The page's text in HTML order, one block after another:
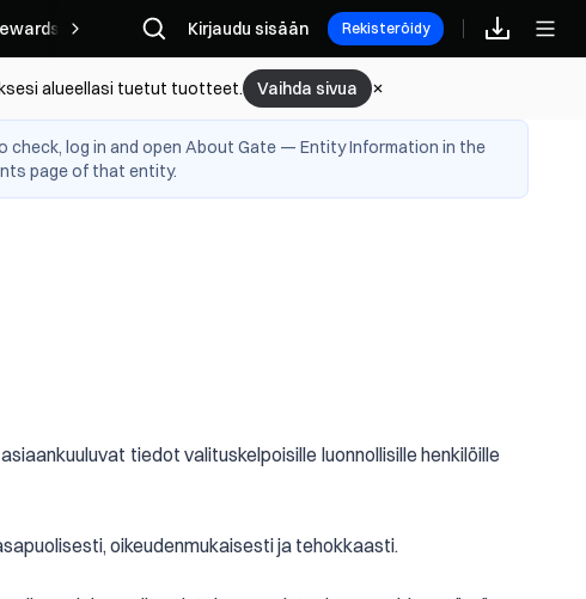
Kumppani Kirjaudu sisään Rekisteröidy
alueellasi tuetut tuotteet. Vaihda sivua
log in and open About Gate — Entity Information in the
page of that entity.
tiedot valituskelpoisille luonnollisille henkilöille
oikeudenmukaisesti ja tehokkaasti.